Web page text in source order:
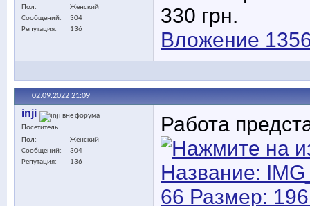
Пол
Женский
Сообщений
304
Репутация
136
330 грн.
Вложение
02.09.2022 21:09
inji
Посетитель
Пол
Женский
Сообщений
304
Репутация
136
Работа